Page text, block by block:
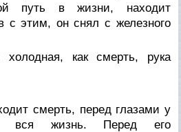
путь в жизни, находит
с этим, он снял с железного
как смерть, рука
смерть, перед глазами у
вся жизнь. Перед его